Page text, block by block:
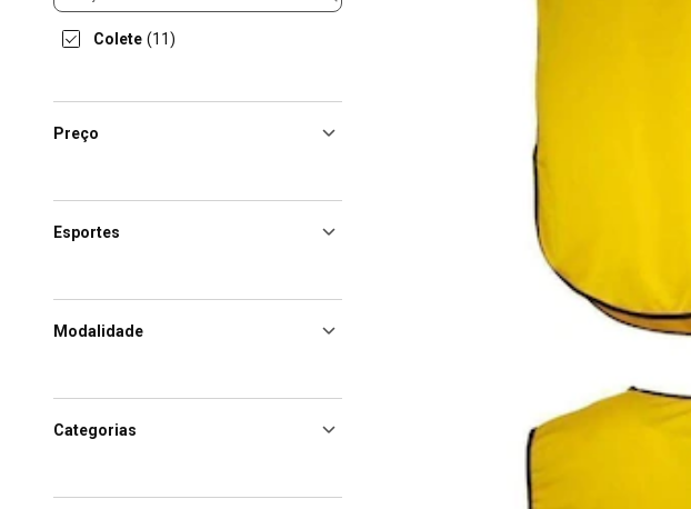
Colete (11)
Preço
Esportes
Modalidade
Categorias